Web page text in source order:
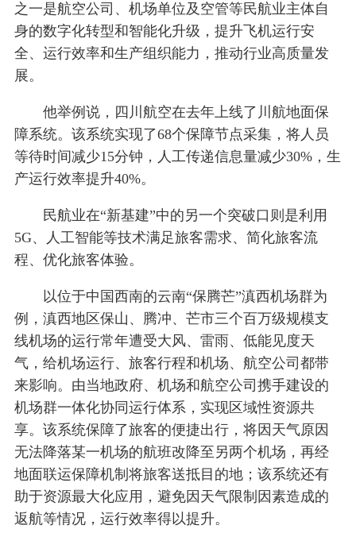
之一是航空公司、机场单位及空管等民航业主体自
身的数字化转型和智能化升级，提升飞机运行安
全、运行效率和生产组织能力，推动行业高质量发
展。
他举例说，四川航空在去年上线了川航地面保
障系统。该系统实现了68个保障节点采集，将人员
等待时间减少15分钟，人工传递信息量减少30%，生
产运行效率提升40%。
民航业在“新基建”中的另一个突破口则是利用
5G、人工智能等技术满足旅客需求、简化旅客流
程、优化旅客体验。
以位于中国西南的云南“保腾芒”滇西机场群为
例，滇西地区保山、腾冲、芒市三个百万级规模支
线机场的运行常年遭受大风、雷雨、低能见度天
气，给机场运行、旅客行程和机场、航空公司都带
来影响。由当地政府、机场和航空公司携手建设的
机场群一体化协同运行体系，实现区域性资源共
享。该系统保障了旅客的便捷出行，将因天气原因
无法降落某一机场的航班改降至另两个机场，再经
地面联运保障机制将旅客送抵目的地；该系统还有
助于资源最大化应用，避免因天气限制因素造成的
返航等情况，运行效率得以提升。